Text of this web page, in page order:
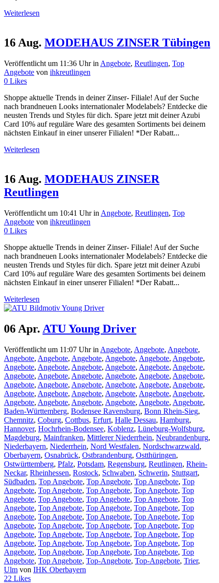
Weiterlesen
16 Aug. MODEHAUS ZINSER Tübingen
Veröffentlicht um 11:36 Uhrin Angebote, Reutlingen, Top
Angebote von ihkreutlingen
0 Likes
Shoppe aktuelle Trends in deiner Zinser- Filiale! Auf der Suche
nach brandneuen Looks internationaler Modelabels? Entdecke die
neusten Trends und Styles für dich. Spare jetzt mit deiner Azubi
Card 10% auf reguläre Ware des gesamten Sortiments bei deinem
nächsten Einkauf in einer unserer Filialen! *Der Rabatt...
Weiterlesen
16 Aug. MODEHAUS ZINSER
Reutlingen
Veröffentlicht um 10:41 Uhrin Angebote, Reutlingen, Top
Angebote von ihkreutlingen
0 Likes
Shoppe aktuelle Trends in deiner Zinser- Filiale! Auf der Suche
nach brandneuen Looks internationaler Modelabels? Entdecke die
neusten Trends und Styles für dich. Spare jetzt mit deiner Azubi
Card 10% auf reguläre Ware des gesamten Sortiments bei deinem
nächsten Einkauf in einer unserer Filialen! *Der Rabatt...
Weiterlesen
06 Apr. ATU Young Driver
Veröffentlicht um 11:07 Uhrin Angebote, Angebote, Angebote,
Angebote, Angebote, Angebote, Angebote, Angebote, Angebote,
Angebote, Angebote, Angebote, Angebote, Angebote, Angebote,
Angebote, Angebote, Angebote, Angebote, Angebote, Angebote,
Angebote, Angebote, Angebote, Angebote, Angebote, Angebote,
Angebote, Angebote, Angebote, Angebote, Angebote, Angebote,
Angebote, Angebote, Angebote, Angebote, Angebote, Angebote,
Baden-Württemberg, Bodensee Ravensburg, Bonn Rhein-Sieg,
Chemnitz, Coburg, Cottbus, Erfurt, Halle Dessau, Hamburg,
Hannover, Hochrhein-Bodensee, Koblenz, Lüneburg-Wolfsburg,
Magdeburg, Mainfranken, Mittlerer Niederrhein, Neubrandenburg,
Niederbayern, Niederrhein, Nord Westfalen, Nordschwarzwald,
Oberbayern, Osnabrück, Ostbrandenburg, Ostthüringen,
Ostwürttemberg, Pfalz, Potsdam, Regensburg, Reutlingen, Rhein-
Neckar, Rheinhessen, Rostock, Schwaben, Schwerin, Stuttgart,
Südbaden, Top Angebote, Top Angebote, Top Angebote, Top
Angebote, Top Angebote, Top Angebote, Top Angebote, Top
Angebote, Top Angebote, Top Angebote, Top Angebote, Top
Angebote, Top Angebote, Top Angebote, Top Angebote, Top
Angebote, Top Angebote, Top Angebote, Top Angebote, Top
Angebote, Top Angebote, Top Angebote, Top Angebote, Top
Angebote, Top Angebote, Top Angebote, Top Angebote, Top
Angebote, Top Angebote, Top Angebote, Top Angebote, Top
Angebote, Top Angebote, Top Angebote, Top Angebote, Top
Angebote, Top Angebote, Top-Angebote, Top-Angebote, Trier,
Ulm von IHK Oberbayern
22 Likes